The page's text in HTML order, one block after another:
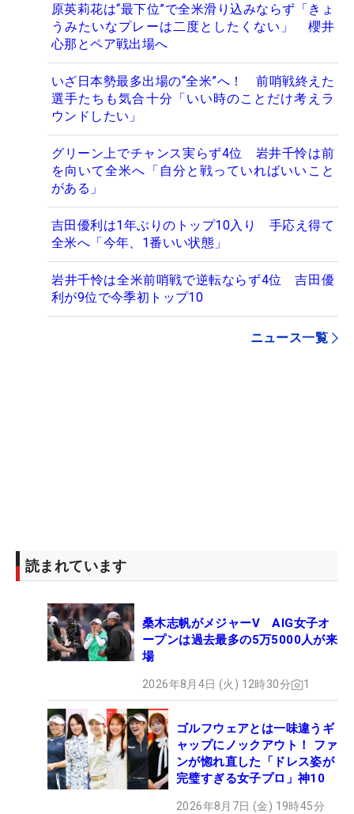
原英莉花は“最下位”で全米滑り込みならず「きょ
うみたいなプレーは二度としたくない」 櫻井
心那とペア戦出場へ
いざ日本勢最多出場の“全米”へ！ 前哨戦終えた
選手たちも気合十分「いい時のことだけ考えラ
ウンドしたい」
グリーン上でチャンス実らず4位 岩井千怜は前
を向いて全米へ「自分と戦っていればいいこと
がある」
吉田優利は1年ぶりのトップ10入り 手応え得て
全米へ「今年、1番いい状態」
岩井千怜は全米前哨戦で逆転ならず4位 吉田優
利が9位で今季初トップ10
ニュース一覧
読まれています
桑木志帆がメジャーV AIG女子オ
ープンは過去最多の5万5000人が来
場
2026年8月4日 (火) 12時30分 1
ゴルフウェアとは一味違うギ
ャップにノックアウト！ ファ
ンが惚れ直した「ドレス姿が
完璧すぎる女子プロ」神10
2026年8月7日 (金) 19時45分